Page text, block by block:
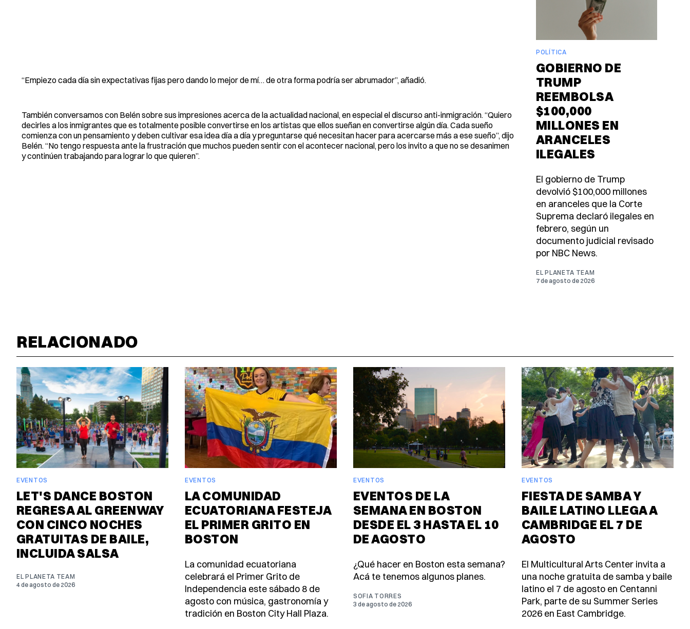
“Empiezo cada día sin expectativas fijas pero dando lo mejor de mí… de otra forma podría ser abrumador”, añadió.
También conversamos con Belén sobre sus impresiones acerca de la actualidad nacional, en especial el discurso anti-inmigración. “Quiero
decirles a los inmigrantes que es totalmente posible convertirse en los artistas que ellos sueñan en convertirse algún día. Cada sueño
comienza con un pensamiento y deben cultivar esa idea día a día y preguntarse qué necesitan hacer para acercarse más a ese sueño”, dijo
Belén. “No tengo respuesta ante la frustración que muchos pueden sentir con el acontecer nacional, pero los invito a que no se desanimen
y continúen trabajando para lograr lo que quieren”.
POLÍTICA
GOBIERNO DE
TRUMP
REEMBOLSA
$100,000
MILLONES EN
ARANCELES
ILEGALES
El gobierno de Trump
devolvió $100,000 millones
en aranceles que la Corte
Suprema declaró ilegales en
febrero, según un
documento judicial revisado
por NBC News.
EL PLANETA TEAM
7 de agosto de 2026
RELACIONADO
EVENTOS
LET'S DANCE BOSTON
REGRESA AL GREENWAY
CON CINCO NOCHES
GRATUITAS DE BAILE,
INCLUIDA SALSA
EL PLANETA TEAM
4 de agosto de 2026
EVENTOS
LA COMUNIDAD
ECUATORIANA FESTEJA
EL PRIMER GRITO EN
BOSTON
La comunidad ecuatoriana
celebrará el Primer Grito de
Independencia este sábado 8 de
agosto con música, gastronomía y
tradición en Boston City Hall Plaza.
EVENTOS
EVENTOS DE LA
SEMANA EN BOSTON
DESDE EL 3 HASTA EL 10
DE AGOSTO
¿Qué hacer en Boston esta semana?
Acá te tenemos algunos planes.
SOFIA TORRES
3 de agosto de 2026
EVENTOS
FIESTA DE SAMBA Y
BAILE LATINO LLEGA A
CAMBRIDGE EL 7 DE
AGOSTO
El Multicultural Arts Center invita a
una noche gratuita de samba y baile
latino el 7 de agosto en Centanni
Park, parte de su Summer Series
2026 en East Cambridge.